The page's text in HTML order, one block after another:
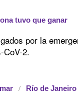
tuvo que ganar
por la
CoV-2.
Río de Janeiro